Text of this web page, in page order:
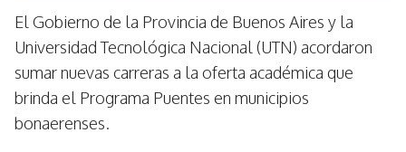
El Gobierno de la Provincia de Buenos Aires y la
Universidad Tecnológica Nacional (UTN) acordaron
sumar nuevas carreras a la oferta académica que
brinda el Programa Puentes en municipios
bonaerenses.